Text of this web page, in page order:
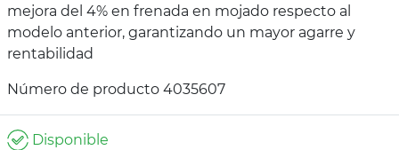
mejora del 4% en frenada en mojado respecto al
modelo anterior, garantizando un mayor agarre y
rentabilidad
Número de producto 4035607
Disponible